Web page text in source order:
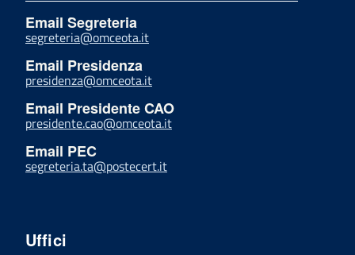
Email Segreteria
segreteria@omceota.it
Email Presidenza
presidenza@omceota.it
Email Presidente CAO
presidente.cao@omceota.it
Email PEC
segreteria.ta@postecert.it
Uffici